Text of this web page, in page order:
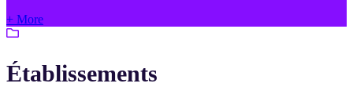
+ More
Établissements